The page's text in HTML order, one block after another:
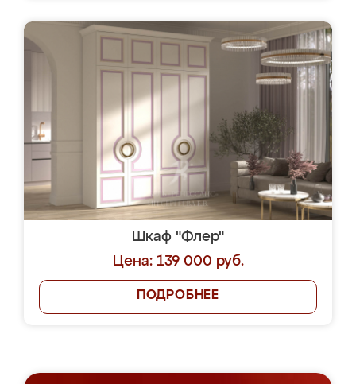
Шкаф "Флер"
Цена: 139 000 руб.
ПОДРОБНЕЕ